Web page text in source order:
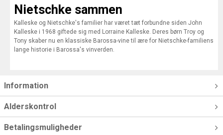
Nietschke sammen
Kalleske og Nietschke's familier har været tæt forbundne siden John
Kalleske i 1968 giftede sig med Lorraine Kalleske. Deres børn Troy og
Tony skaber nu en klassiske Barossa-vine til ære for Nietschke-familiens
lange historie i Barossa's vinverden.
Information
Alderskontrol
Betalingsmuligheder